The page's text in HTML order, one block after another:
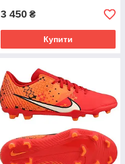
3 450 ₴
Купити